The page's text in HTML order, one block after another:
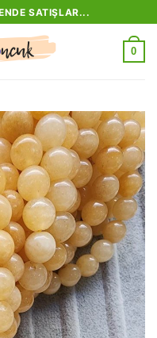
SATIŞLAR...
0